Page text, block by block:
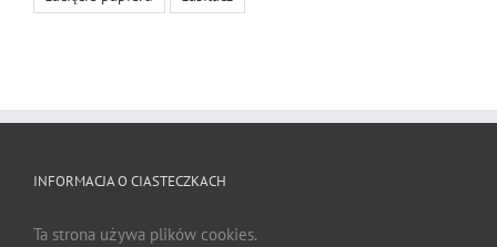
INFORMACJA O CIASTECZKACH
Ta strona używa plików cookies.